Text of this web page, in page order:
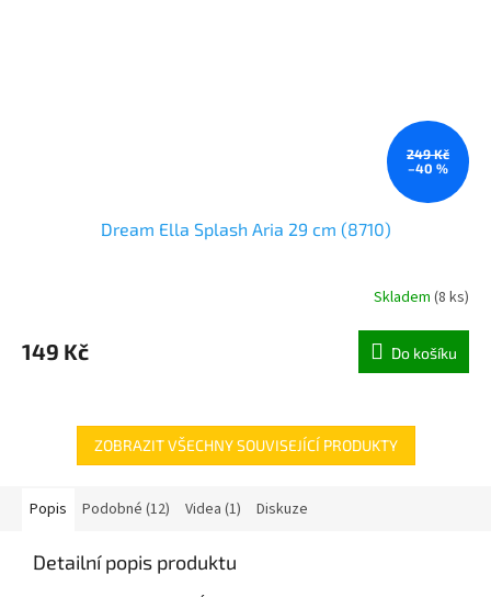
249 Kč
–40 %
Dream Ella Splash Aria 29 cm (8710)
Skladem (8 ks)
149 Kč Do košíku
ZOBRAZIT VŠECHNY SOUVISEJÍCÍ PRODUKTY
Popis Podobné (12) Videa (1) Diskuze
Detailní popis produktu